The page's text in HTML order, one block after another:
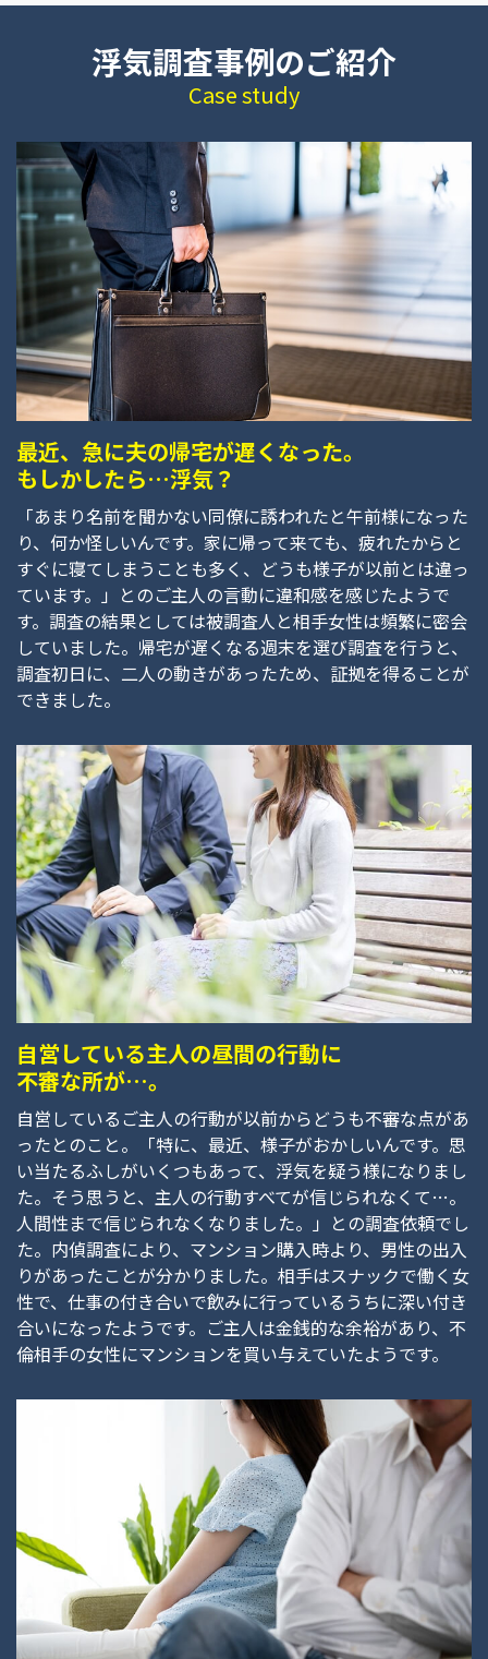
浮気調査事例のご紹介
Case study
最近、急に夫の帰宅が遅くなった。
もしかしたら…浮気？
「あまり名前を聞かない同僚に誘われたと午前様になった
り、何か怪しいんです。家に帰って来ても、疲れたからと
すぐに寝てしまうことも多く、どうも様子が以前とは違っ
ています。」とのご主人の言動に違和感を感じたようで
す。調査の結果としては被調査人と相手女性は頻繁に密会
していました。帰宅が遅くなる週末を選び調査を行うと、
調査初日に、二人の動きがあったため、証拠を得ることが
できました。
自営している主人の昼間の行動に
不審な所が…。
自営しているご主人の行動が以前からどうも不審な点があ
ったとのこと。「特に、最近、様子がおかしいんです。思
い当たるふしがいくつもあって、浮気を疑う様になりまし
た。そう思うと、主人の行動すべてが信じられなくて…。
人間性まで信じられなくなりました。」との調査依頼でし
た。内偵調査により、マンション購入時より、男性の出入
りがあったことが分かりました。相手はスナックで働く女
性で、仕事の付き合いで飲みに行っているうちに深い付き
合いになったようです。ご主人は金銭的な余裕があり、不
倫相手の女性にマンションを買い与えていたようです。